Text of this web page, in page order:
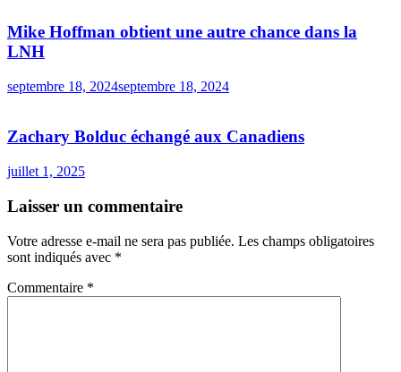
Mike Hoffman obtient une autre chance dans la
LNH
septembre 18, 2024septembre 18, 2024
Zachary Bolduc échangé aux Canadiens
juillet 1, 2025
Laisser un commentaire
Votre adresse e-mail ne sera pas publiée. Les champs obligatoires
sont indiqués avec *
Commentaire *